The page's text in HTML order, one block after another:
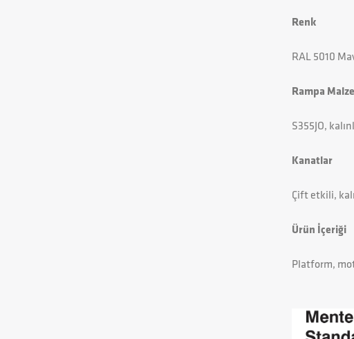
Renk
RAL 5010
Rampa
S355JO,
Kanatlar
Çift etkili,
Ürün İçeriği
Platform,